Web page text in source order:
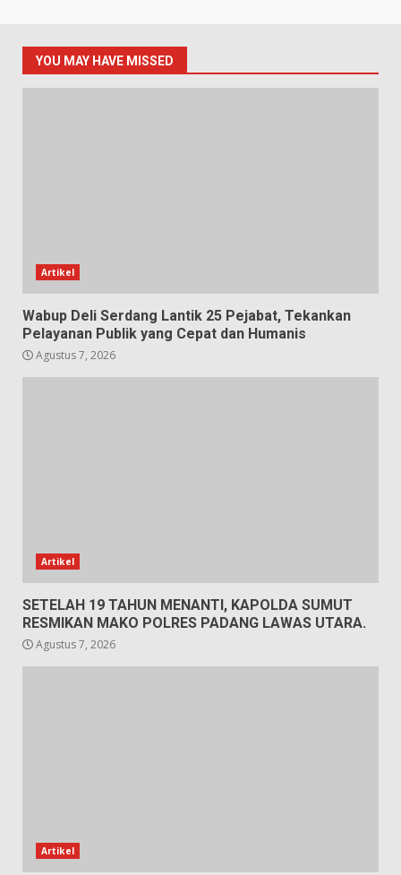
YOU MAY HAVE MISSED
Artikel
Wabup Deli Serdang Lantik 25 Pejabat, Tekankan
Pelayanan Publik yang Cepat dan Humanis
Agustus 7, 2026
Artikel
SETELAH 19 TAHUN MENANTI, KAPOLDA SUMUT
RESMIKAN MAKO POLRES PADANG LAWAS UTARA.
Agustus 7, 2026
Artikel